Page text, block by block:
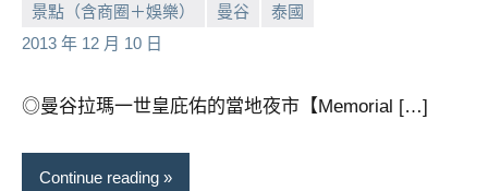
景點（含商圈＋娛樂） 曼谷
泰國
2013 年 12 月 10 日
小
No
◎曼谷拉瑪一世皇庇佑的當地夜市【Memorial […]
Continue reading